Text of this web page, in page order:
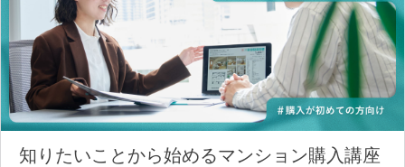
知りたいことから始めるマンション購入講座